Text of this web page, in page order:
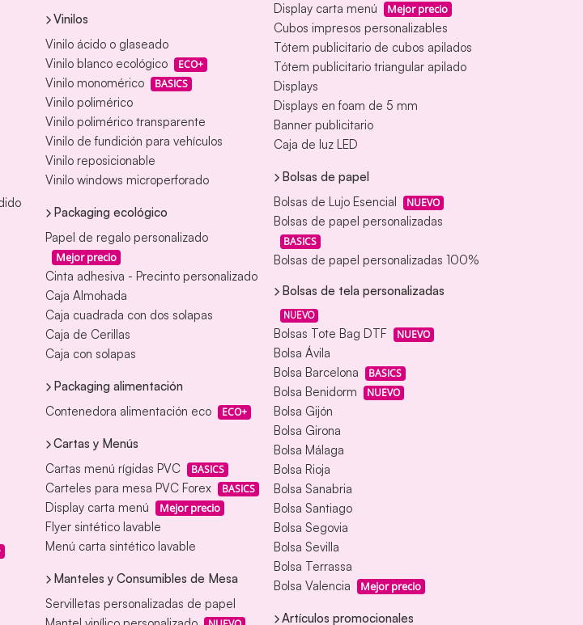
Vinilos
Vinilo ácido o glaseado
Vinilo blanco ecológico
ECO+
Vinilo monomérico BASICS
Vinilo polimérico
Vinilo polimérico transparente
Vinilo de fundición para vehículos
Vinilo reposicionable
Vinilo windows microperforado
Packaging ecológico
Papel de regalo personalizado
Mejor precio
Cinta adhesiva - Precinto personalizado
Caja Almohada
Caja cuadrada con dos solapas
Caja de Cerillas
Caja con solapas
Packaging alimentación
Contenedora alimentación eco
ECO+
Cartas y Menús
Cartas menú rígidas PVC
BASICS
Carteles para mesa PVC Forex BASICS
Display carta menú Mejor precio
Flyer sintético lavable
Menú carta sintético lavable
Manteles y Consumibles de Mesa
Servilletas personalizadas de papel
Display carta menú Mejor precio
Cubos impresos personalizables
Tótem publicitario de cubos apilados
Tótem publicitario triangular apilado
Displays
Displays en foam de 5 mm
Banner publicitario
Caja de luz LED
Bolsas de papel
Bolsas de Lujo Esencial
NUEVO
Bolsas de papel personalizadas
BASICS
Bolsas de papel personalizadas 100%
Bolsas de tela personalizadas
NUEVO
Bolsas Tote Bag DTF NUEVO
Bolsa Ávila
Bolsa Barcelona
BASICS
Bolsa Benidorm NUEVO
Bolsa Gijón
Bolsa Girona
Bolsa Málaga
Bolsa Rioja
Bolsa Sanabria
Bolsa Santiago
Bolsa Segovia
Bolsa Sevilla
Bolsa Terrassa
Bolsa Valencia
Mejor precio
Artículos promocionales